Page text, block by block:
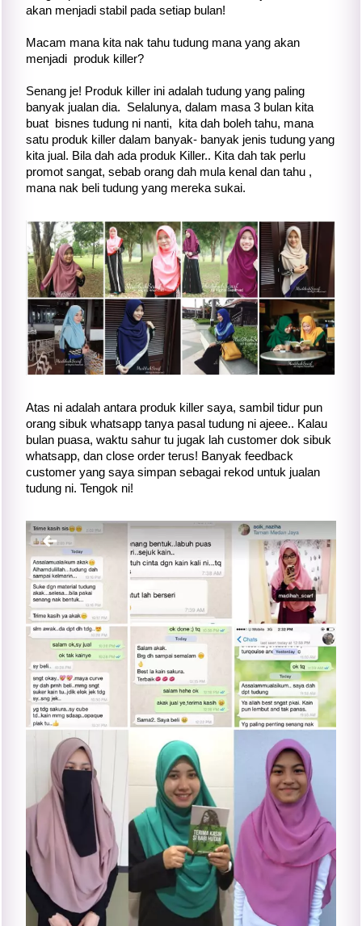
akan menjadi stabil pada setiap bulan!
Macam mana kita nak tahu tudung mana yang akan
menjadi produk killer?
Senang je! Produk killer ini adalah tudung yang paling
banyak jualan dia. Selalunya, dalam masa 3 bulan kita
buat bisnes tudung ni nanti, kita dah boleh tahu, mana
satu produk killer dalam banyak- banyak jenis tudung yang
kita jual. Bila dah ada produk Killer.. Kita dah tak perlu
promot sangat, sebab orang dah mula kenal dan tahu ,
mana nak beli tudung yang mereka sukai.
Atas ni adalah antara produk killer saya, sambil tidur pun
orang sibuk whatsapp tanya pasal tudung ni ajeee.. Kalau
bulan puasa, waktu sahur tu jugak lah customer dok sibuk
whatsapp, dan close order terus! Banyak feedback
customer yang saya simpan sebagai rekod untuk jualan
tudung ni. Tengok ni!